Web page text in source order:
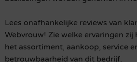
Lees onafhankelijke reviews van
Webvrouw! Zie welke ervaringen
het assortiment, aankoop, service
betrouwbaarheid van dit bedrijf.